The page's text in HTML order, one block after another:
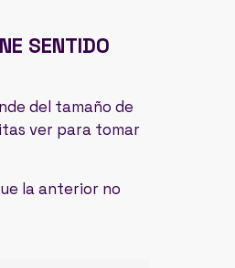
SENTIDO
del tamaño de
ver para tomar
la anterior no